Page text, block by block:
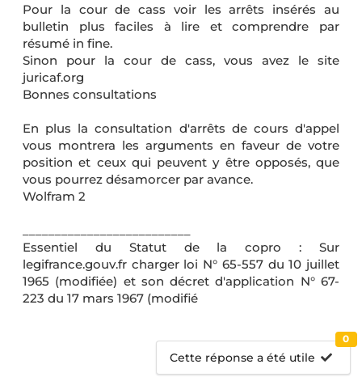
Pour la cour de cass voir les arrêts insérés au
bulletin plus faciles à lire et comprendre par
résumé in fine.
Sinon pour la cour de cass, vous avez le site
juricaf.org
Bonnes consultations
En plus la consultation d'arrêts de cours d'appel
vous montrera les arguments en faveur de votre
position et ceux qui peuvent y être opposés, que
vous pourrez désamorcer par avance.
Wolfram 2
Essentiel du Statut de la copro : Sur
legifrance.gouv.fr charger loi N° 65-557 du 10 juillet
1965 (modifiée) et son décret d'application N° 67-
223 du 17 mars 1967 (modifié
Cette réponse a été utile
0